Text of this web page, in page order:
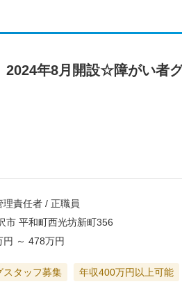
2024年8月開設☆障がい者
理責任者 / 正職員
市 平和町西光坊新町356
円 ～478万円
スタッフ募集 年収400万円以上可能